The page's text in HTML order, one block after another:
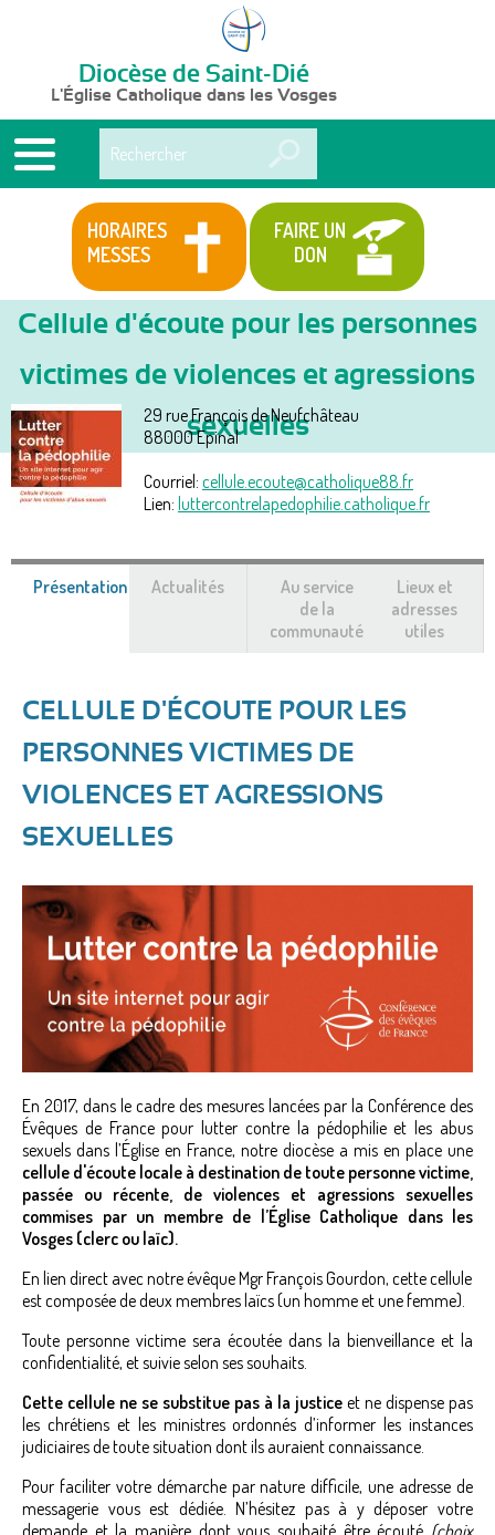
Diocèse de Saint-Dié
L'Église Catholique dans les Vosges
HORAIRES
MESSES
FAIRE UN
DON
Vous
êtes
ici
Services
Cellule d'écoute pour les personnes
victimes de violences et agressions
sexuelles
29 rue François de Neufchâteau
88000Epinal
Courriel: cellule.ecoute@catholique88.fr
Lien: luttercontrelapedophilie.catholique.fr
Présentation (onglet
Actualités
Au service
de la
communauté
Lieux et
adresses
utiles
CELLULE D'ÉCOUTE POUR LES
PERSONNES VICTIMES DE
VIOLENCES ET AGRESSIONS
SEXUELLES
En 2017, dans le cadre des mesures lancées par la Conférence des
Évêques de France pour lutter contre la pédophilie et les abus
sexuels dans l’Église en France, notre diocèse a mis en place une
cellule d'écoute locale à destination de toute personne victime,
passée ou récente, de violences et agressions sexuelles
commises par un membre de l’Église Catholique dans les
Vosges (clerc ou laïc).
En lien direct avec notre évêque Mgr François Gourdon, cette cellule
est composée de deux membres laïcs (un homme et une femme).
Toute personne victime sera écoutée dans la bienveillance et la
confidentialité, et suivie selon ses souhaits.
Cette cellule ne se substitue pas à la justice et ne dispense pas
les chrétiens et les ministres ordonnés d’informer les instances
judiciaires de toute situation dont ils auraient connaissance.
Pour faciliter votre démarche par nature difficile, une adresse de
messagerie vous est dédiée. N’hésitez pas à y déposer votre
demande et la manière dont vous souhaité être écouté (choix